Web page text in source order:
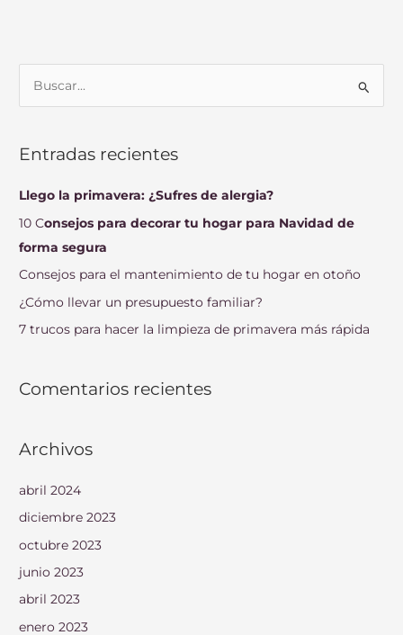
c
r
:
Entradas recientes
Llego la primavera: ¿Sufres de alergia?
10 Consejos para decorar tu hogar para Navidad de
forma segura
Consejos para el mantenimiento de tu hogar en otoño
¿Cómo llevar un presupuesto familiar?
7 trucos para hacer la limpieza de primavera más rápida
Comentarios recientes
Archivos
abril 2024
diciembre 2023
octubre 2023
junio 2023
abril 2023
enero 2023